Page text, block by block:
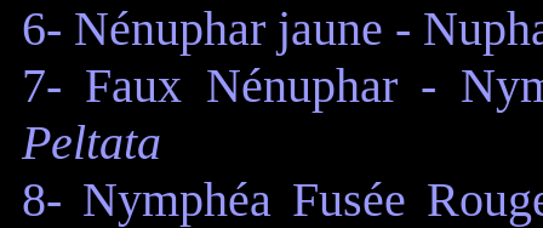
6- Nénuphar jaune -
7- Faux Nénuphar -
Peltata
8- Nymphéa Fusée